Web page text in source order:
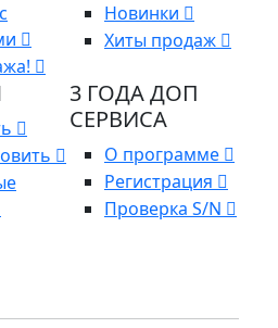
Новинки
Хиты продаж
3 ГОДА ДОП
СЕРВИСА
О программе
Регистрация
Проверка S/N